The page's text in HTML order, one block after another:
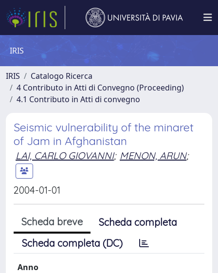
IRIS
IRIS
Catalogo Ricerca
4 Contributo in Atti di Convegno (Proceeding)
4.1 Contributo in Atti di convegno
Seismic vulnerability of the minaret
of Jam in Afghanistan
LAI, CARLO GIOVANNI; MENON, ARUN;
2004-01-01
Scheda breve
Scheda completa
Scheda completa (DC)
Anno